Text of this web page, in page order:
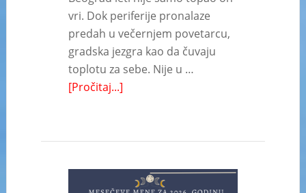
vri. Dok periferije pronalaze
predah u večernjem povetarcu,
gradska jezgra kao da čuvaju
toplotu za sebe. Nije u …
[Pročitaj...]